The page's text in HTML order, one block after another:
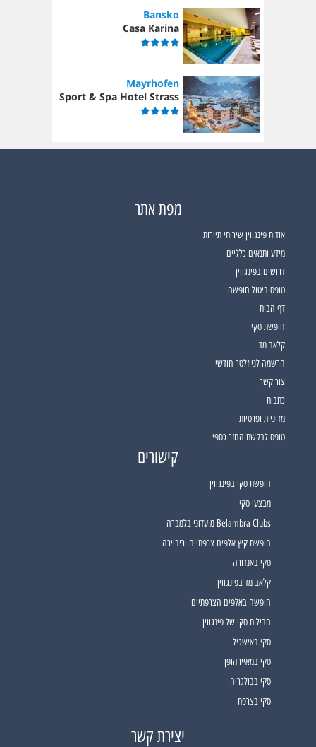
Bansko
Casa Karina
Mayrhofen
Sport & Spa Hotel Strass
מפת אתר
אודות פינגווין שירותי תיירות
מידע ותנאים כלליים
דרושים בפינגווין
טופס ביטול חופשה
דף הבית
חופשת סקי
קלאב מד
הרשמה לניוזלטר חודשי
צור קשר
כתבות
מדיניות ופרטיות
טופס לבקשת החזר כספי
קישורים
חופשת סקי בפינגווין
מבצעי סקי
Belambra Clubs מועדוני בלמברה
חופשת קיץ אלפים צרפתיים וריביירה
סקי באנדורה
קלאב מד בפינגווין
חופשה באלפים הצרפתיים
חבילות סקי של פינגווין
סקי באישגיל
סקי במאיירהופן
סקי בבולגריה
סקי בצרפת
יצירת קשר